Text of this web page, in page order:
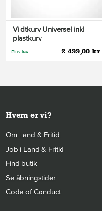
Vildtkurv Universel inkl
plastkurv
2.499,00 kr.
Plus lev.
Hvem er vi?
Om Land & Fritid
Job i Land & Fritid
Find butik
Se åbningstider
Code of Conduct